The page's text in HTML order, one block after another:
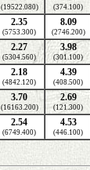
(19522.080) (374.100)
2.35
(5753.300)
8.09
(2746.200)
2.27
(5304.560)
3.98
(301.100)
2.18
(4842.120)
4.39
(408.500)
3.70
(16163.200)
2.69
(121.300)
2.54
(6749.400)
4.53
(446.100)